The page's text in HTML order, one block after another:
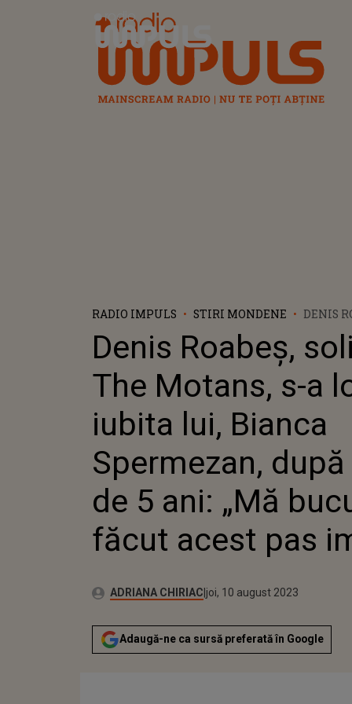
Radio Impuls
RADIO IMPULS STIRI MONDENE
DENIS
IUBITA
DE 5
FĂCUT
Denis Roabeș,
The Motans, s-a
iubita lui, Bianca
Spermezan,
de 5 ani: „Mă
făcut acest pas
Autor:ADRIANA CHIRIACPublicat:
miercuri, 10 august 2022
Actualizat:
joi, 10 august 2023
Adaugă-ne ca sursă preferată în Google